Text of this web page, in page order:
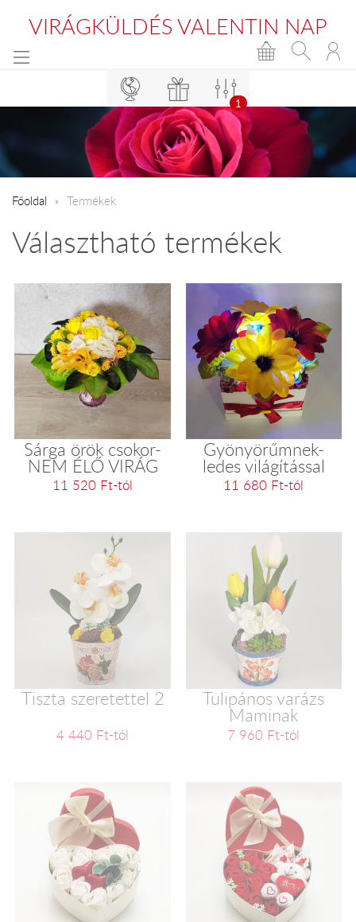
VIRÁGKÜLDÉS VALENTIN NAP
1
Főoldal Termékek
Választható termékek
Sárga örök csokor-
NEM ÉLŐ VIRÁG
11 520 Ft-tól
Gyönyörűmnek-
ledes világítással
11 680 Ft-tól
Tiszta szeretettel 2
4 440 Ft-tól
Tulipános varázs
Maminak
7 960 Ft-tól